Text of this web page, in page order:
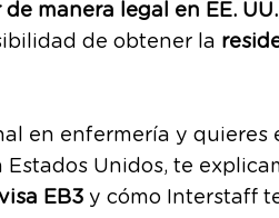
manera legal en EE. UU.
de obtener la
en enfermería y quieres
Unidos, te
EB3 y cómo Interstaff